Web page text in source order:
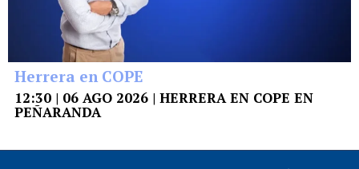
Herrera en COPE
12:30 | 06 AGO 2026 | HERRERA EN COPE EN
PEÑARANDA